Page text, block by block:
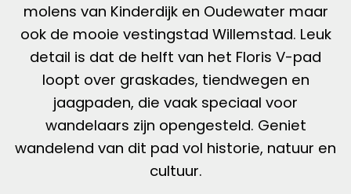
molens van Kinderdijk en Oudewater maar
ook de mooie vestingstad Willemstad. Leuk
detail is dat de helft van het Floris V-pad
loopt over graskades, tiendwegen en
jaagpaden, die vaak speciaal voor
wandelaars zijn opengesteld. Geniet
wandelend van dit pad vol historie, natuur en
cultuur.